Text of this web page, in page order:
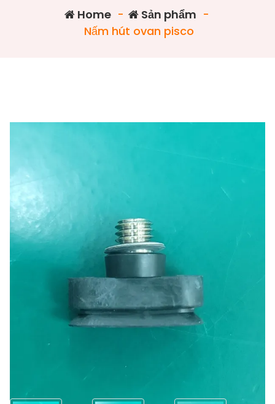
Home- Sản phẩm -
Nấm hút ovan pisco